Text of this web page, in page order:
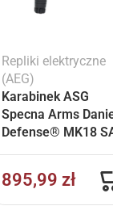
Repliki elektryczne
(AEG)
Karabinek ASG
Specna Arms
Defense® MK18
Bronze
895,99 zł